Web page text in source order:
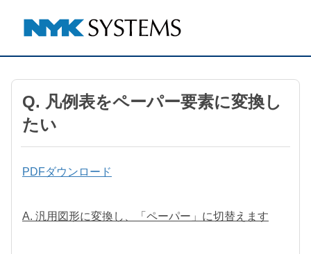
Q. 凡例表をペーパー要素に変換し
たい
PDFダウンロード
A. 汎用図形に変換し、「ペーパー」に切替えます